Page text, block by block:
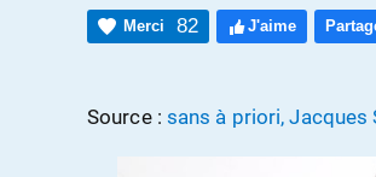
Merci 82 J'aime
Source : sans à priori, Jacques